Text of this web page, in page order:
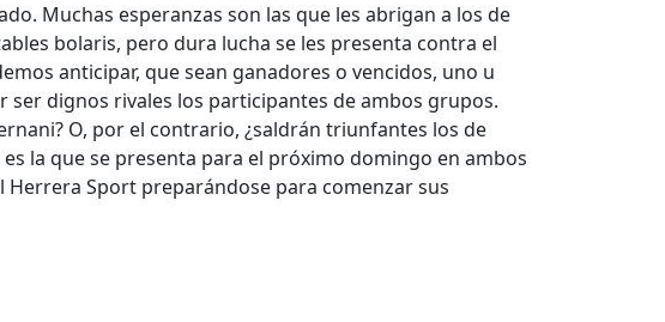
Muchas esperanzas son las que les abrigan a los de
bolaris, pero dura lucha se les presenta contra el
anticipar, que sean ganadores o vencidos, uno u
ser dignos rivales los participantes de ambos grupos.
O, por el contrario, ¿saldrán triunfantes los de
la que se presenta para el próximo domingo en ambos
Sport preparándose para comenzar sus